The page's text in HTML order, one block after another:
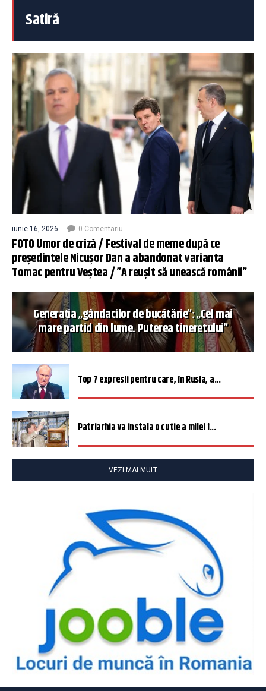
Satiră
iunie 16, 2026 0 Comentariu
FOTO Umor de criză / Festival de meme după ce
președintele Nicușor Dan a abandonat varianta
Tomac pentru Veștea / ”A reușit să unească românii”
Generația „gândacilor de bucătărie”: „Cel mai
mare partid din lume. Puterea tineretului”
Top 7 expresii pentru care, în Rusia, a...
Patriarhia va instala o cutie a milei î...
VEZI MAI MULT